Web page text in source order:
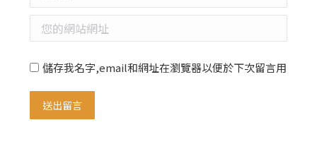
您的網站網址
儲存我名字,email和網址在瀏覽器以便於下次留言用
送出留言